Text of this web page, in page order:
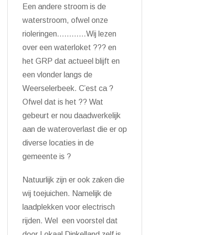
Een andere stroom is de
waterstroom, ofwel onze
rioleringen…………Wij lezen
over een waterloket ??? en
het GRP dat actueel blijft en
een vlonder langs de
Weerselerbeek. C’est ca ?
Ofwel dat is het ?? Wat
gebeurt er nou daadwerkelijk
aan de wateroverlast die er op
diverse locaties in de
gemeente is ?
Natuurlijk zijn er ook zaken die
wij toejuichen. Namelijk de
laadplekken voor electrisch
rijden. Wel een voorstel dat